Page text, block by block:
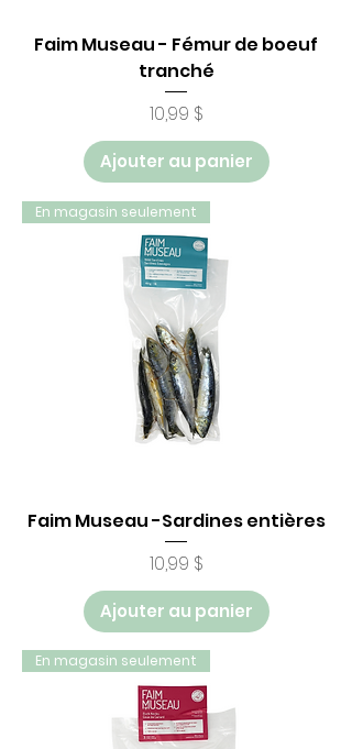
Faim Museau - Fémur de boeuf
tranché
Prix
10,99 $
Ajouter au panier
En magasin seulement
Faim Museau -Sardines entières
Prix
10,99 $
Ajouter au panier
En magasin seulement